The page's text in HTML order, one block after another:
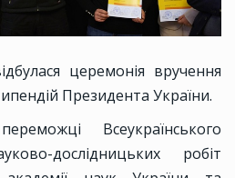
церемонія вручення
Президента України.
Всеукраїнського
дослідницьких робіт